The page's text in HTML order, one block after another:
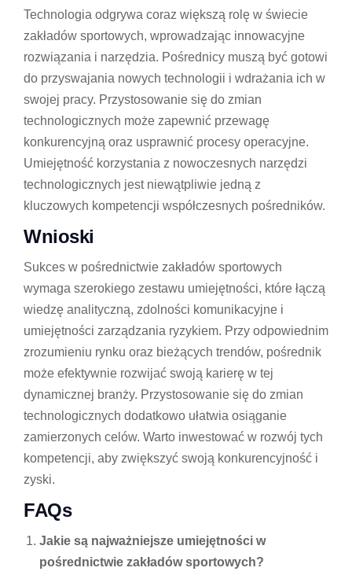
Technologia odgrywa coraz większą rolę w świecie
zakładów sportowych, wprowadzając innowacyjne
rozwiązania i narzędzia. Pośrednicy muszą być gotowi
do przyswajania nowych technologii i wdrażania ich w
swojej pracy. Przystosowanie się do zmian
technologicznych może zapewnić przewagę
konkurencyjną oraz usprawnić procesy operacyjne.
Umiejętność korzystania z nowoczesnych narzędzi
technologicznych jest niewątpliwie jedną z
kluczowych kompetencji współczesnych pośredników.
Wnioski
Sukces w pośrednictwie zakładów sportowych
wymaga szerokiego zestawu umiejętności, które łączą
wiedzę analityczną, zdolności komunikacyjne i
umiejętności zarządzania ryzykiem. Przy odpowiednim
zrozumieniu rynku oraz bieżących trendów, pośrednik
może efektywnie rozwijać swoją karierę w tej
dynamicznej branży. Przystosowanie się do zmian
technologicznych dodatkowo ułatwia osiąganie
zamierzonych celów. Warto inwestować w rozwój tych
kompetencji, aby zwiększyć swoją konkurencyjność i
zyski.
FAQs
Jakie są najważniejsze umiejętności w
pośrednictwie zakładów sportowych?